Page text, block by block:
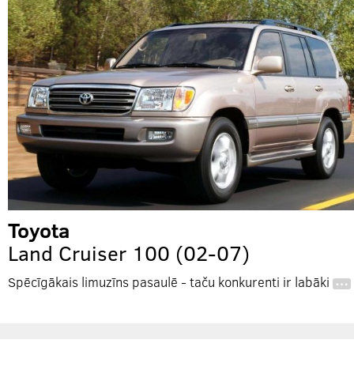
Toyota
Land Cruiser 100 (02-07)
Spēcīgākais limuzīns pasaulē - taču konkurenti ir labāki …